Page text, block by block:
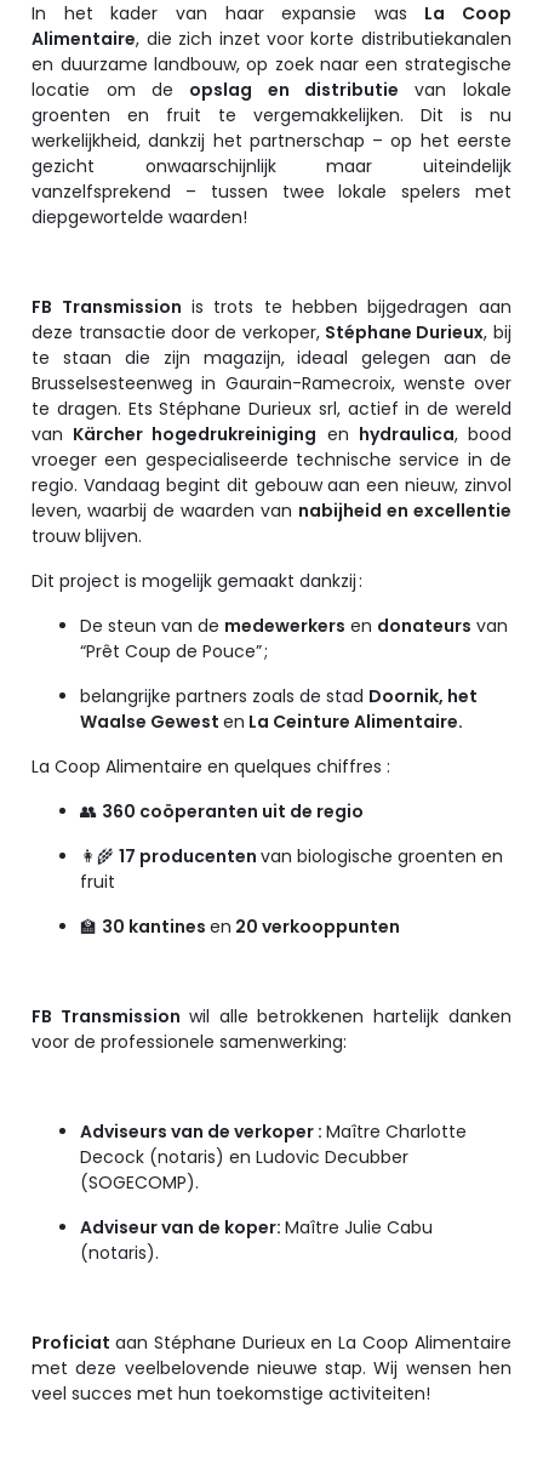
In het kader van haar expansie was La Coop
Alimentaire, die zich inzet voor korte distributiekanalen
en duurzame landbouw, op zoek naar een strategische
locatie om de opslag en distributie van lokale
groenten en fruit te vergemakkelijken. Dit is nu
werkelijkheid, dankzij het partnerschap – op het eerste
gezicht onwaarschijnlijk maar uiteindelijk
vanzelfsprekend – tussen twee lokale spelers met
diepgewortelde waarden!
FB Transmission is trots te hebben bijgedragen aan
deze transactie door de verkoper, Stéphane Durieux, bij
te staan die zijn magazijn, ideaal gelegen aan de
Brusselsesteenweg in Gaurain-Ramecroix, wenste over
te dragen. Ets Stéphane Durieux srl, actief in de wereld
van Kärcher hogedrukreiniging en hydraulica, bood
vroeger een gespecialiseerde technische service in de
regio. Vandaag begint dit gebouw aan een nieuw, zinvol
leven, waarbij de waarden van nabijheid en excellentie
trouw blijven.
Dit project is mogelijk gemaakt dankzij :
De steun van de medewerkers en donateurs van
“Prêt Coup de Pouce” ;
belangrijke partners zoals de stad Doornik, het
Waalse Gewesten La Ceinture Alimentaire.
La Coop Alimentaire en quelques chiffres :
👥 360 coöperanten uit de regio
👩‍🌾 17 producentenvan biologische groenten en
fruit
🏫 30 kantinesen 20 verkooppunten
FB Transmission wil alle betrokkenen hartelijk danken
voor de professionele samenwerking:
Adviseurs van de verkoper :Maître Charlotte
Decock (notaris) en Ludovic Decubber
(SOGECOMP).
Adviseur van de koper:Maître Julie Cabu
(notaris).
Proficiataan Stéphane Durieux en La Coop Alimentaire
met deze veelbelovende nieuwe stap. Wij wensen hen
veel succes met hun toekomstige activiteiten!